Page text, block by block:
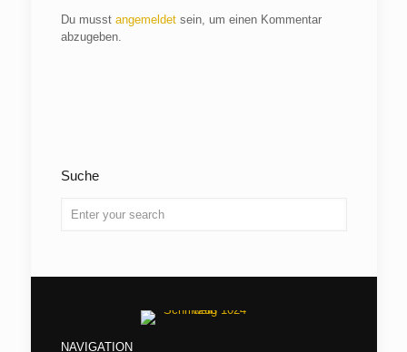
Du musst angemeldetsein, um einen Kommentar
abzugeben.
Suche
NAVIGATION